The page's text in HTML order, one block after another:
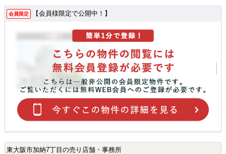
会員限定 【会員様限定で公開中！】
東大阪市加納7丁目の売り店舗・事務所